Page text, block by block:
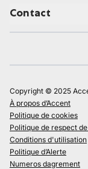
Contact
Copyright © 2025
À propos d’Accent
Politique de cookies
Politique de respect
Conditions d'utilisation
Politique d’Alerte
Numeros dagrement